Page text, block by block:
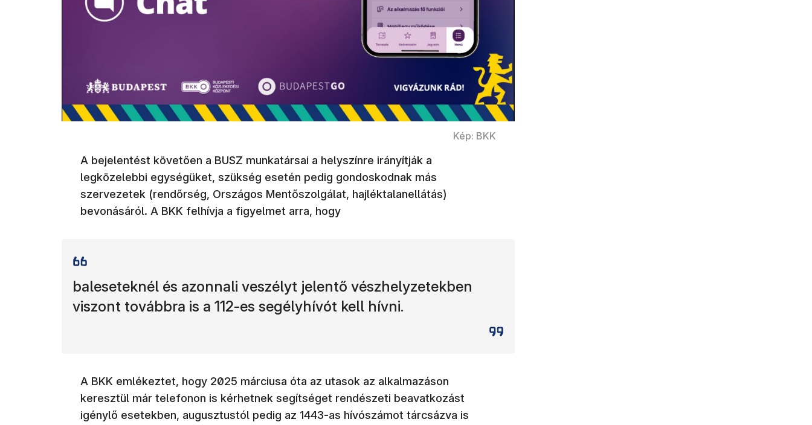
Kép: BKK
A bejelentést követően a BUSZ munkatársai a helyszínre irányítják a
legközelebbi egységüket, szükség esetén pedig gondoskodnak más
szervezetek (rendőrség, Országos Mentőszolgálat, hajléktalanellátás)
bevonásáról. A BKK felhívja a figyelmet arra, hogy
baleseteknél és azonnali veszélyt jelentő vészhelyzetekben
viszont továbbra is a 112-es segélyhívót kell hívni.
A BKK emlékeztet, hogy 2025 márciusa óta az utasok az alkalmazáson
keresztül már telefonon is kérhetnek segítséget rendészeti beavatkozást
igénylő esetekben, augusztustól pedig az 1443-as hívószámot tárcsázva is